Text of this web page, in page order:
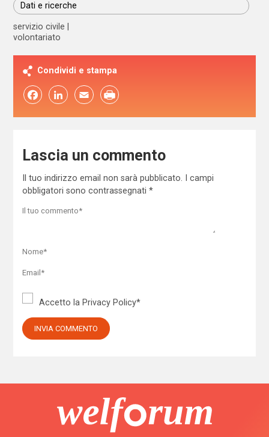
Dati e ricerche
servizio civile
volontariato
Condividi e stampa
FacebookLinkedIn Email
Lascia un commento
Il tuo indirizzo email non sarà pubblicato.
I campi
obbligatori sono contrassegnati *
Accetto la Privacy Policy*